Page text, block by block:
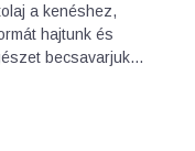
a kenéshez,
hajtunk és
becsavarjuk…